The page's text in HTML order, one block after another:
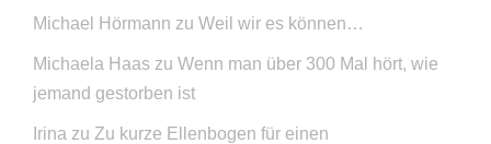
Michael Hörmann zu Weil wir es können…
Michaela Haas zu Wenn man über 300 Mal hört, wie
jemand gestorben ist
Irina zu Zu kurze Ellenbogen für einen